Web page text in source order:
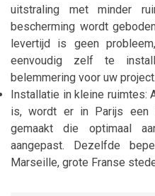
uitstraling met minder
bescherming wordt
levertijd is geen
eenvoudig zelf te
belemmering voor uw project.
Installatie in kleine ruimtes:
is, wordt er in Parijs een
gemaakt die optimaal
aangepast. Dezelfde
Marseille, grote Franse